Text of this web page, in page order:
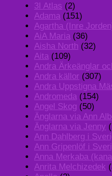
3I Atlas (2)
Adama (151)
Agartha (Inre
AiA Maria (36)
Aisha North (32)
Aita (109)
Andra Ärkeänglar
Andra källor (307)
Andra Uppstigna
Andromeda (154)
Angel Skog (50)
Änglarna via Ann
Änglarna via Jenny
Ann Dahlberg i
Ann Gripenlöf i
Anna Merkaba
Anrita Melchizedek